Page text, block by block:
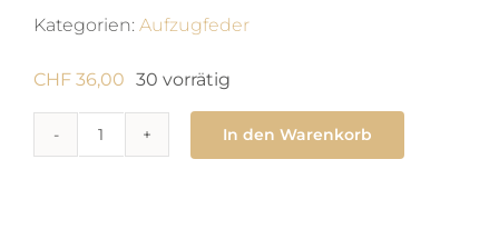
Kategorien: Aufzugfeder
CHF36,00 30 vorrätig
In den Warenkorb